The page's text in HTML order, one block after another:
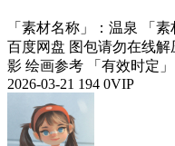
「素材名称」：温泉 「
百度网盘 图包请勿在线
影 绘画参考 「有效时定
2026-03-21 194 0VIP